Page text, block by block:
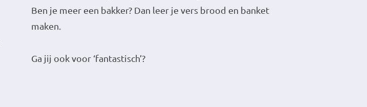
Ben je meer een bakker? Dan leer je vers brood en banket
maken.
Ga jij ook voor ‘fantastisch’?